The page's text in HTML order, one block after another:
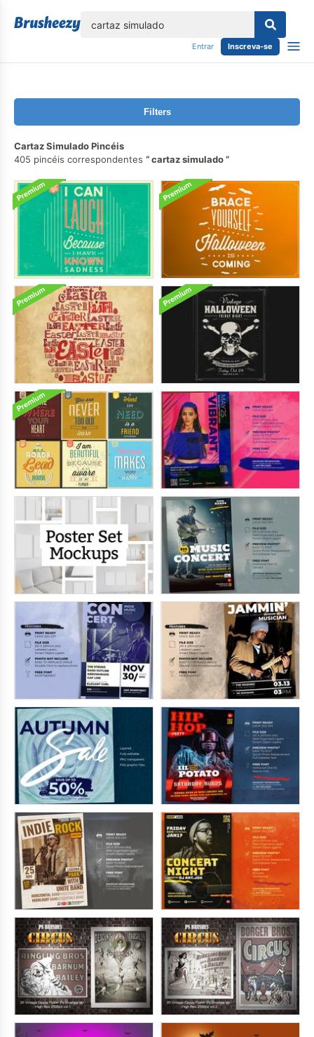
Entrar Inscreva-se
Filters
Cartaz Simulado Pincéis
405 pincéis correspondentes
cartaz simulado